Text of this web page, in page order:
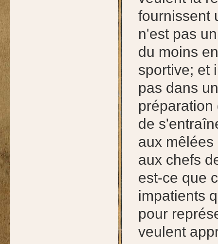
fournissent
n'est pas
du moins
sportive; et
pas dans
préparation
de
aux
aux chefs
est-ce que
impatients
pour
veulent